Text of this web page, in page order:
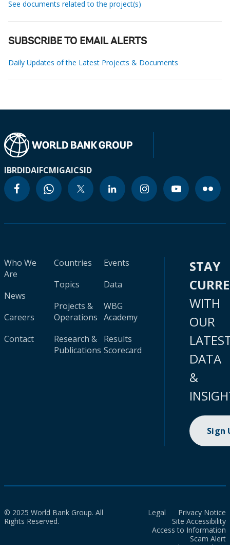
See documents related to the project(s)
SUBSCRIBE TO EMAIL ALERTS
Daily Updates of the Latest Projects & Documents
IBRDIDAIFCMIGAICSID
Who We
Are
News
Careers
Contact
Countries
Topics
Projects &
Operations
Research &
Publications
Events
Data
WBG
Academy
Results
Scorecard
STAY
WITH
OUR
DATA
&
Sign
© 2025 World Bank Group. All
Rights Reserved.
Legal
Privacy Notice
Site Accessibility
Access to Information
Scam Alert